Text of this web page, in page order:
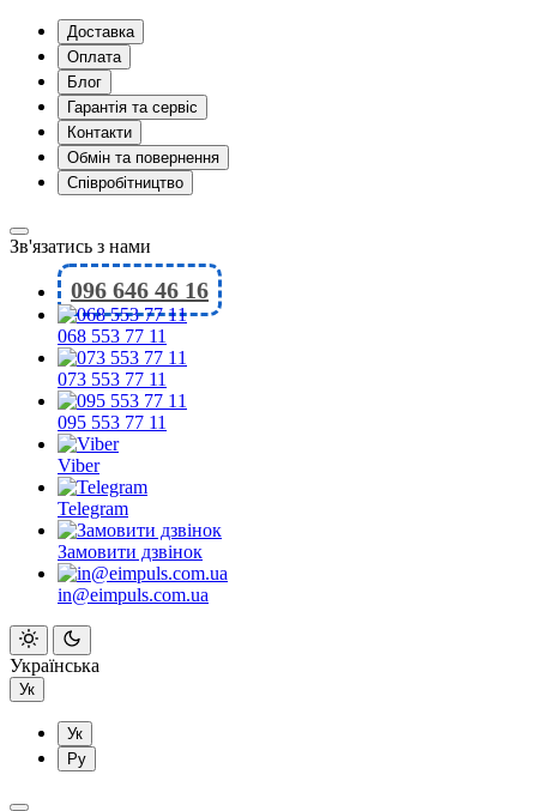
Доставка
Оплата
Блог
Гарантія та сервіс
Контакти
Обмін та повернення
Співробітництво
Зв'язатись з нами
096 646 46 16
068 553 77 11
073 553 77 11
095 553 77 11
Viber
Telegram
Замовити дзвінок
in@eimpuls.com.ua
Українська
Ук
Ук
Ру